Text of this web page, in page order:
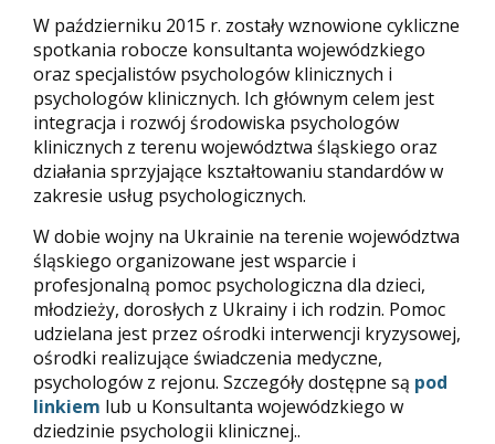
W październiku 2015 r. zostały wznowione cykliczne
spotkania robocze konsultanta wojewódzkiego
oraz specjalistów psychologów klinicznych i
psychologów klinicznych. Ich głównym celem jest
integracja i rozwój środowiska psychologów
klinicznych z terenu województwa śląskiego oraz
działania sprzyjające kształtowaniu standardów w
zakresie usług psychologicznych.
W dobie wojny na Ukrainie na terenie województwa
śląskiego organizowane jest wsparcie i
profesjonalną pomoc psychologiczna dla dzieci,
młodzieży, dorosłych z Ukrainy i ich rodzin. Pomoc
udzielana jest przez ośrodki interwencji kryzysowej,
ośrodki realizujące świadczenia medyczne,
psychologów z rejonu. Szczegóły dostępne są pod
linkiem lub u Konsultanta wojewódzkiego w
dziedzinie psychologii klinicznej..